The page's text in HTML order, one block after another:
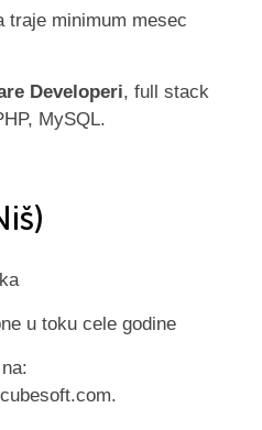
traje minimum mesec
Developeri, full stack
MySQL.
u toku cele godine
.